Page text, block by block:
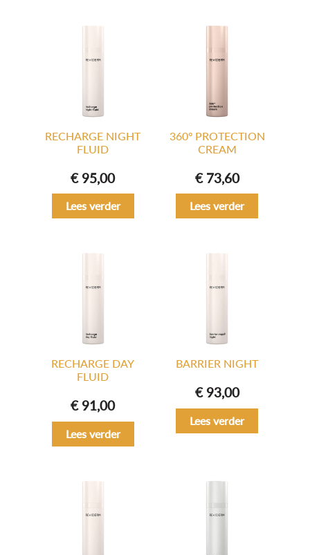
RECHARGE NIGHT
FLUID
€95,00
Lees verder
360º PROTECTION
CREAM
€73,60
Lees verder
RECHARGE DAY
FLUID
€91,00
Lees verder
BARRIER NIGHT
€93,00
Lees verder